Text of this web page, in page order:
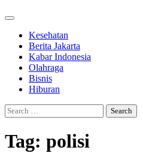
Kesehatan
Berita Jakarta
Kabar Indonesia
Olahraga
Bisnis
Hiburan
Search
for:
Tag: polisi